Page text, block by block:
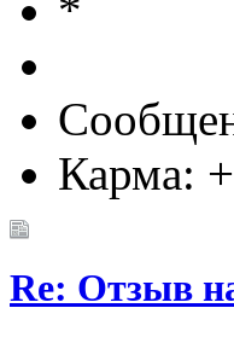
Карма:
Re: Отзыв